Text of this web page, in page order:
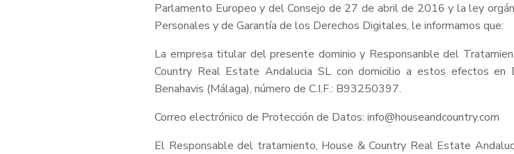
Parlamento Europeo y del Consejo de 27 de abril de 2016 y la ley
Personales y de Garantía de los Derechos Digitales, le informamos que:
La empresa titular del presente dominio y Responsanble del
Country Real Estate Andalucia SL con domicilio a estos efectos en
Benahavis (Málaga), número de C.I.F.: B93250397.
Correo electrónico de Protección de Datos: info@houseandcountry.com
El Responsable del tratamiento, House & Country Real Estate